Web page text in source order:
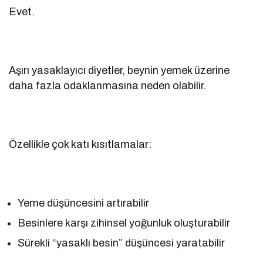
Evet.
Aşırı yasaklayıcı diyetler, beynin yemek üzerine
daha fazla odaklanmasına neden olabilir.
Özellikle çok katı kısıtlamalar:
Yeme düşüncesini artırabilir
Besinlere karşı zihinsel yoğunluk oluşturabilir
Sürekli “yasaklı besin” düşüncesi yaratabilir